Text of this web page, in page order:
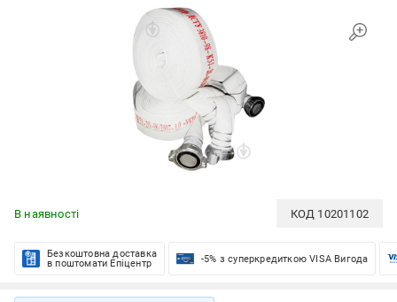
В наявності КОД 10201102
Безкоштовна доставка
в поштомати Епіцентр
-5% з суперкредиткою VISA Вигода